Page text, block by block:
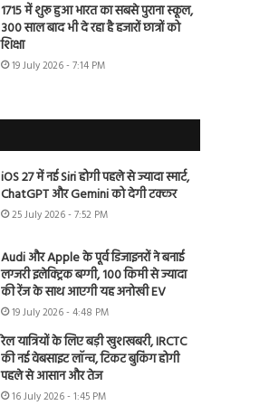
1715 में शुरू हुआ भारत का सबसे पुराना स्कूल,
300 साल बाद भी दे रहा है हजारों छात्रों को
शिक्षा
19 July 2026 - 7:14 PM
iOS 27 में नई Siri होगी पहले से ज्यादा स्मार्ट,
ChatGPT और Gemini को देगी टक्कर
25 July 2026 - 7:52 PM
Audi और Apple के पूर्व डिजाइनरों ने बनाई
लग्जरी इलेक्ट्रिक बग्गी, 100 किमी से ज्यादा
की रेंज के साथ आएगी यह अनोखी EV
19 July 2026 - 4:48 PM
रेल यात्रियों के लिए बड़ी खुशखबरी, IRCTC
की नई वेबसाइट लॉन्च, टिकट बुकिंग होगी
पहले से आसान और तेज
16 July 2026 - 1:45 PM